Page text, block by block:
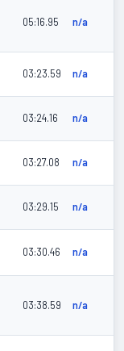
05:16.95 n/a
03:23.59 n/a
03:24.16 n/a
03:27.08 n/a
03:29.15 n/a
03:30.46 n/a
03:38.59 n/a